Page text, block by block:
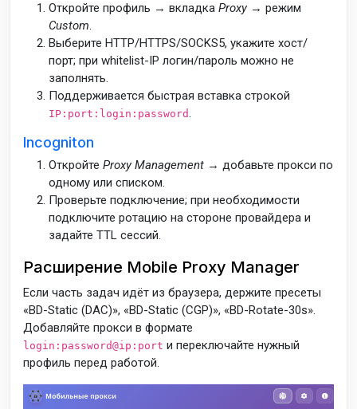
Откройте профиль → вкладка Proxy→ режим
Custom.
Выберите HTTP/HTTPS/SOCKS5, укажите хост/
порт; при whitelist-IP логин/пароль можно не
заполнять.
Поддерживается быстрая вставка строкой
IP:port:login:password.
Incogniton
Откройте Proxy Management → добавьте прокси по
одному или списком.
Проверьте подключение; при необходимости
подключите ротацию на стороне провайдера и
задайте TTL сессий.
Расширение Mobile Proxy Manager
Если часть задач идёт из браузера, держите пресеты
«BD-Static (DAC)», «BD-Static (CGP)», «BD-Rotate-30s».
Добавляйте прокси в формате
login:password@ip:port и переключайте нужный
профиль перед работой.